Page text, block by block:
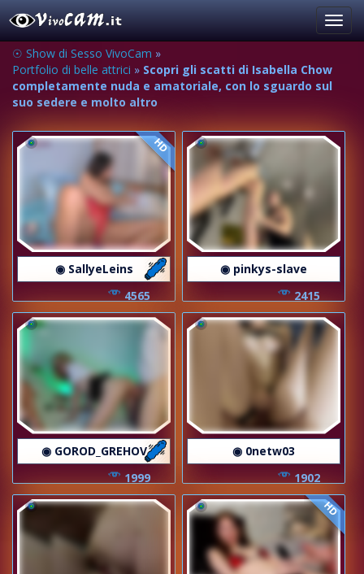
☉ Show di Sesso VivoCam »
Portfolio di belle attrici » Scopri gli scatti di Isabella Chow
completamente nuda e amatoriale, con lo sguardo sul
suo sedere e molto altro
HD
◉ SallyeLeins
4565
◉ pinkys-slave
2415
◉ GOROD_GREHOV
1999
◉ 0netw03
1902
HD